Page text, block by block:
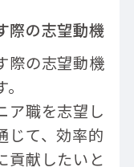
際の志望動機
際の志望動機
ア職を志望し
じて、効率的
貢献したいと